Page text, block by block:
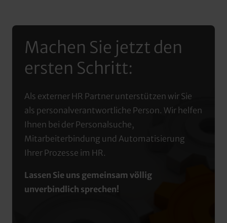
Machen Sie jetzt den
ersten Schritt:
Als externer HR Partner unterstützen wir Sie
als personalverantwortliche Person. Wir helfen
Ihnen bei der Personalsuche,
Mitarbeiterbindung und Automatisierung
Ihrer Prozesse im HR.
Lassen Sie uns gemeinsam völlig
unverbindlich sprechen!